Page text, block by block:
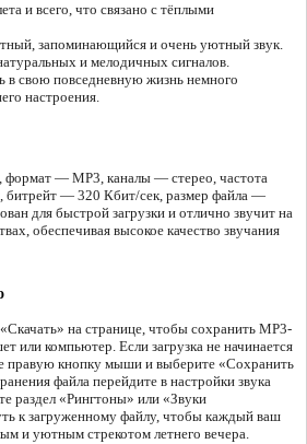
и всего, что связано с тёплыми
запоминающийся и очень уютный звук.
и мелодичных сигналов.
в свою повседневную жизнь немного
настроения.
— MP3, каналы — стерео, частота
битрейт — 320 Кбит/сек, размер файла —
для быстрой загрузки и отлично звучит на
обеспечивая высокое качество звучания
на странице, чтобы сохранить MP3-
или компьютер. Если загрузка не начинается
правую кнопку мыши и выберите «Сохранить
файла перейдите в настройки звука
раздел «Рингтоны» или «Звуки
к загруженному файлу, чтобы каждый ваш
и уютным стрекотом летнего вечера.